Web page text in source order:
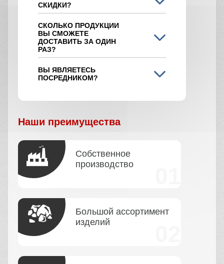
СКИДКИ?
СКОЛЬКО ПРОДУКЦИИ
ВЫ СМОЖЕТЕ
ДОСТАВИТЬ ЗА ОДИН
РАЗ?
ВЫ ЯВЛЯЕТЕСЬ
ПОСРЕДНИКОМ?
Наши преимущества
Собственное
производство
Большой ассортимент
изделий